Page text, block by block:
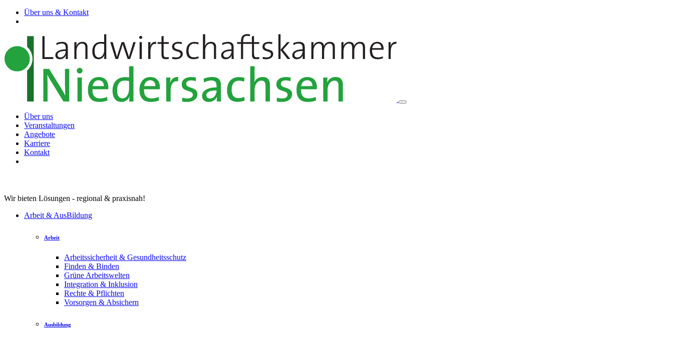
Über uns & Kontakt
Über uns
Veranstaltungen
Angebote
Karriere
Kontakt
Wir bieten Lösungen - regional & praxisnah!
Arbeit & AusBildung
Arbeit
Arbeitssicherheit & Gesundheitsschutz
Finden & Binden
Grüne Arbeitswelten
Integration & Inklusion
Rechte & Pflichten
Vorsorgen & Absichern
Ausbildung